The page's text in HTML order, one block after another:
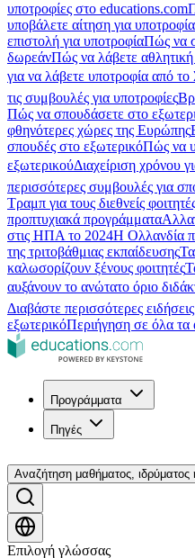
υποτροφίες στο educations.com
υποβάλετε αίτηση για υποτροφία
επιστολή για υποτροφίαΠώς να
δωρεάνΠώς να λάβετε
για να λάβετε υποτροφία από το
τις συμβουλές για υποτροφίες
Πώς να σπουδάσετε στο
φθηνότερες χώρες της Ευρώπης
σπουδές στο εξωτερικόΠώς να
εξωτερικούΔιαχείριση χρόνου
περισσότερες συμβουλές για
Τραμπ για τους διεθνείς
προπτυχιακά προγράμματα
στις ΗΠΑ το 2024Η Ολλανδία
της τριτοβάθμιας εκπαίδευσης
καλωσορίζουν ξένους φοιτητές
αυξάνουν το ανώτατο όριο
Διαβάστε περισσότερες
εξωτερικόΠεριήγηση σε όλα τα
Προγράμματα
Πηγές
Αναζήτηση μαθήματος, ιδρύματος
Επιλογή γλώσσας